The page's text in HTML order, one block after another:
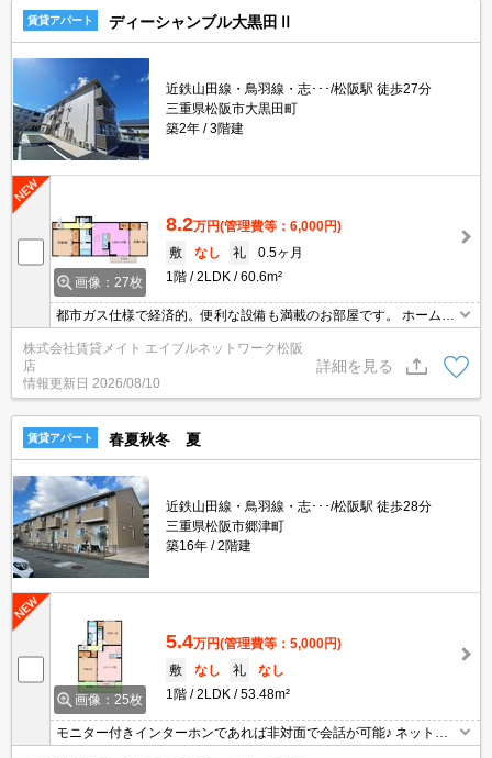
賃貸アパート ディーシャンブル大黒田Ⅱ
近鉄山田線・鳥羽線・志･･･/松阪駅 徒歩27分
三重県松阪市大黒田町
築2年
3階建
画像：27枚
8.2万円(管理費等：6,000円)
敷
なし 礼
0.5ヶ月
1階
2LDK 60.6m²
都市ガス仕様で経済的。便利な設備も満載のお部屋です。 ホームセ
キュリティー会社加入済♪セキュリティー重視の方にオススメの物件
ですよ！
株式会社賃貸メイト エイブルネットワーク松阪
店
情報更新日 2026/08/10
詳細を見る
賃貸アパート 春夏秋冬 夏
近鉄山田線・鳥羽線・志･･･/松阪駅 徒歩28分
三重県松阪市郷津町
築16年
2階建
画像：25枚
5.4万円(管理費等：5,000円)
敷
なし 礼
なし
1階
2LDK 53.48m²
モニター付きインターホンであれば非対面で会話が可能♪ ネット無
料物件は節約効果が期待できます！データ通信量を気にせず無料で